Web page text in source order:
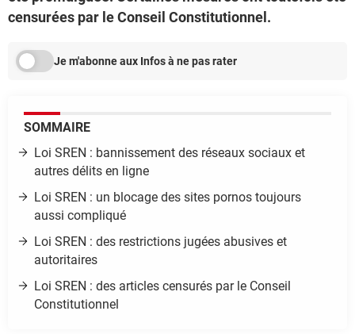
censurées par le Conseil Constitutionnel.
Je m'abonne aux Infos à ne pas rater
SOMMAIRE
Loi SREN : bannissement des réseaux sociaux et
autres délits en ligne
Loi SREN : un blocage des sites pornos toujours
aussi compliqué
Loi SREN : des restrictions jugées abusives et
autoritaires
Loi SREN : des articles censurés par le Conseil
Constitutionnel